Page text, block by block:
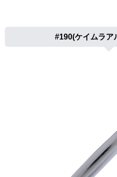
#190(ケイムラア